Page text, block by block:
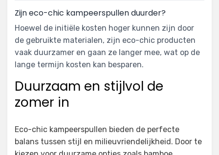
Zijn eco-chic kampeerspullen duurder?
Hoewel de initiële kosten hoger kunnen zijn door
de gebruikte materialen, zijn eco-chic producten
vaak duurzamer en gaan ze langer mee, wat op de
lange termijn kosten kan besparen.
Duurzaam en stijlvol de
zomer in
Eco-chic kampeerspullen bieden de perfecte
balans tussen stijl en milieuvriendelijkheid. Door te